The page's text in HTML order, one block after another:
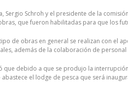
Sergio Schroh y el presidente de la
que fueron habilitadas para que los
de obras en general se realizan con el
además de la colaboración de
que debido a que se produjo la
el lodge de pesca que será